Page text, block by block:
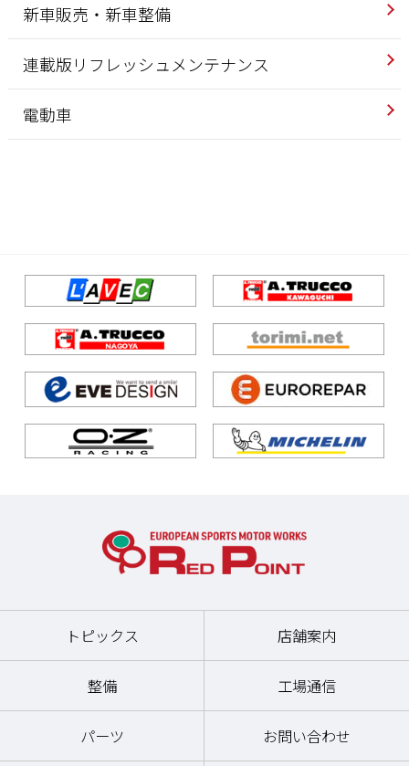
新車販売・新車整備
連載版リフレッシュメンテナンス
電動車
トピックス 店舗案内
整備 工場通信
パーツ お問い合わせ